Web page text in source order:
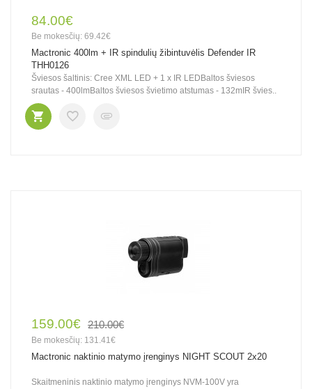
84.00€
Be mokesčių: 69.42€
Mactronic 400lm + IR spindulių žibintuvėlis Defender IR
THH0126
Šviesos šaltinis: Cree XML LED + 1 x IR LEDBaltos šviesos
srautas - 400lmBaltos šviesos švietimo atstumas - 132mIR švies..
159.00€ 210.00€
Be mokesčių: 131.41€
Mactronic naktinio matymo įrenginys NIGHT SCOUT 2x20
Skaitmeninis naktinio matymo įrenginys NVM-100V yra